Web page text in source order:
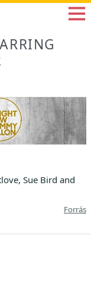
Sue Bird and
Forrás